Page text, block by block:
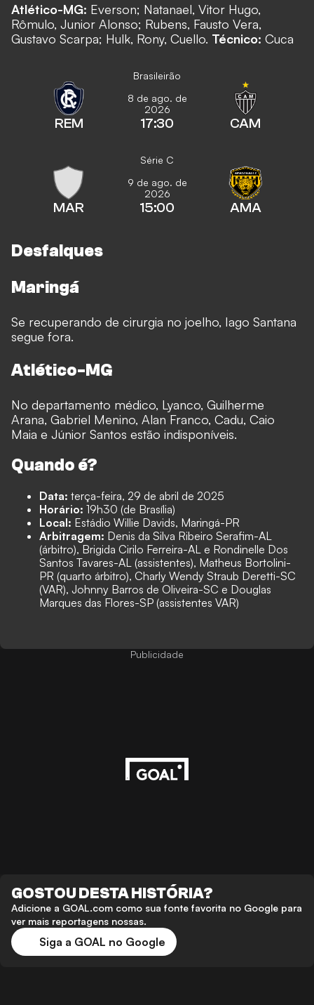
Atlético-MG: Everson; Natanael, Vitor Hugo,
Rômulo, Junior Alonso; Rubens, Fausto Vera,
Gustavo Scarpa; Hulk, Rony, Cuello. Técnico: Cuca
Brasileirão
REM
8 de ago. de
2026
17:30 CAM
Série C
MAR
9 de ago. de
2026
15:00 AMA
Desfalques
Maringá
Se recuperando de cirurgia no joelho, Iago Santana
segue fora.
Atlético-MG
No departamento médico, Lyanco, Guilherme
Arana, Gabriel Menino, Alan Franco, Cadu, Caio
Maia e Júnior Santos estão indisponíveis.
Quando é?
Data: terça-feira, 29 de abril de 2025
Horário: 19h30 (de Brasília)
Local: Estádio Willie Davids, Maringá-PR
Arbitragem: Denis da Silva Ribeiro Serafim-AL
(árbitro), Brigida Cirilo Ferreira-AL e Rondinelle Dos
Santos Tavares-AL (assistentes), Matheus Bortolini-
PR (quarto árbitro), Charly Wendy Straub Deretti-SC
(VAR), Johnny Barros de Oliveira-SC e Douglas
Marques das Flores-SP (assistentes VAR)
Publicidade
GOSTOU DESTA HISTÓRIA?
Adicione a GOAL.com como sua fonte favorita no Google para
ver mais reportagens nossas.
Siga a GOAL no Google